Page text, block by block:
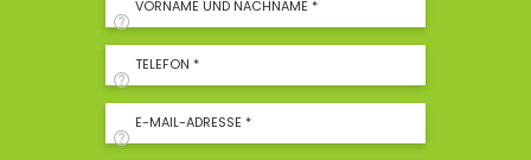
VORNAME UND NACHNAME *
TELEFON *
E-MAIL-ADRESSE *